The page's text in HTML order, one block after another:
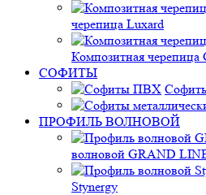
черепица Luxard
Композитная
СОФИТЫ
ПРОФИЛЬ ВОЛНОВОЙ
волновой GRAND
Stynergy